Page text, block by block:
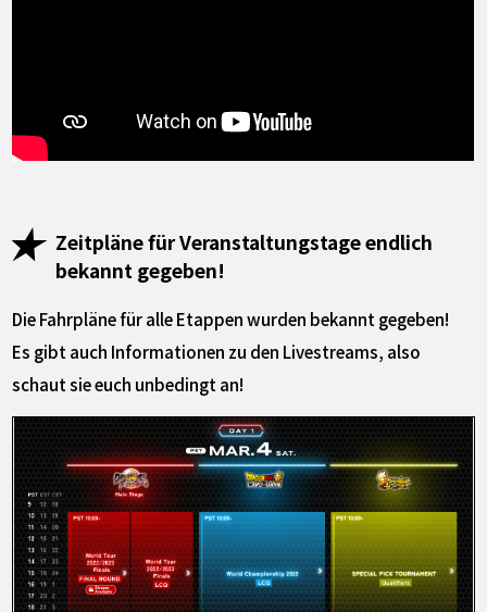
Zeitpläne für Veranstaltungstage endlich
bekannt gegeben!
Die Fahrpläne für alle Etappen wurden bekannt gegeben!
Es gibt auch Informationen zu den Livestreams, also
schaut sie euch unbedingt an!